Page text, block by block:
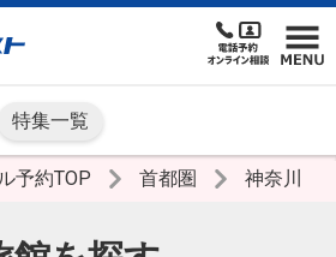
特集一覧
予約TOP 首都圏 神奈川